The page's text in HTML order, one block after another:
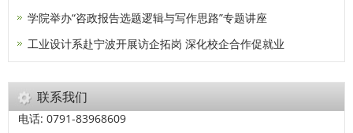
学院举办“咨政报告选题逻辑与写作思路”专题讲座
工业设计系赴宁波开展访企拓岗 深化校企合作促就业
联系我们
电话: 0791-83968609